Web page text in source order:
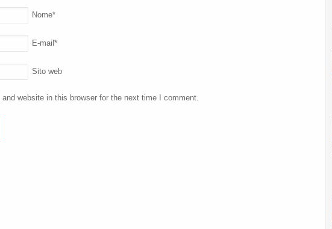
Nome*
E-mail*
Sito web
website in this browser for the next time I comment.